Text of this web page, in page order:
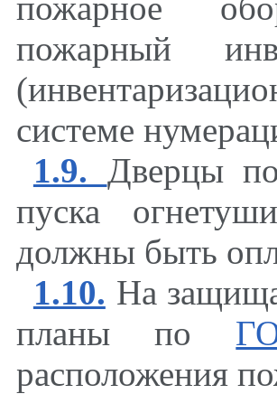
пожарный
системе
1.9. Дверцы
пуска
должны быть
1.10. На
планы по
расположения